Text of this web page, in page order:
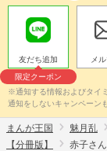
友だち追加
限定クーポン
メ
※通知する情報およびタイ
通知をしないキャンペーン
まんが王国 魅月乱
【分冊版】
赤子さ